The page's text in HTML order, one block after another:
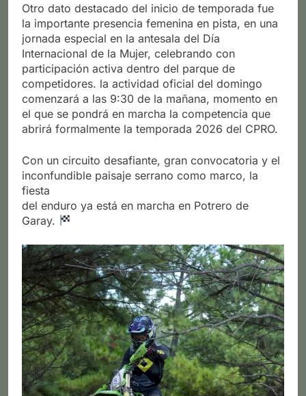
Otro dato destacado del inicio de temporada fue
la importante presencia femenina en pista, en una
jornada especial en la antesala del Día
Internacional de la Mujer, celebrando con
participación activa dentro del parque de
competidores. la actividad oficial del domingo
comenzará a las 9:30 de la mañana, momento en
el que se pondrá en marcha la competencia que
abrirá formalmente la temporada 2026 del CPRO.
Con un circuito desafiante, gran convocatoria y el
inconfundible paisaje serrano como marco, la
fiesta
del enduro ya está en marcha en Potrero de
Garay.